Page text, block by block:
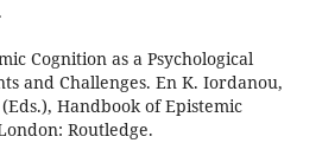
Cognition as a Psychological
and Challenges. En K. Iordanou,
Handbook of Epistemic
Routledge.